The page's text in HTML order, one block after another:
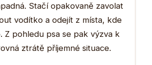
Stačí opakovaně zavolat
vodítko a odejít z místa, kde
Z pohledu psa se pak výzva k
ztrátě příjemné situace.